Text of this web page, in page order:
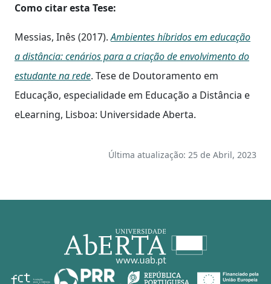
Como citar esta Tese:
Messias, Inês (2017).Ambientes híbridos em educação
a distância: cenários para a criação de envolvimento do
estudante na rede. Tese de Doutoramento em
Educação, especialidade em Educação a Distância e
eLearning, Lisboa: Universidade Aberta.
Última atualização: 25 de Abril, 2023